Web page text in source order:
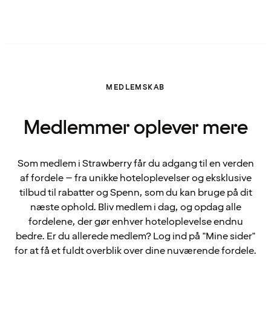
MEDLEMSKAB
Medlemmer oplever mere
Som medlem i Strawberry får du adgang til en verden
af fordele – fra unikke hoteloplevelser og eksklusive
tilbud til rabatter og Spenn, som du kan bruge på dit
næste ophold. Bliv medlem i dag, og opdag alle
fordelene, der gør enhver hoteloplevelse endnu
bedre. Er du allerede medlem? Log ind på "Mine sider"
for at få et fuldt overblik over dine nuværende fordele.